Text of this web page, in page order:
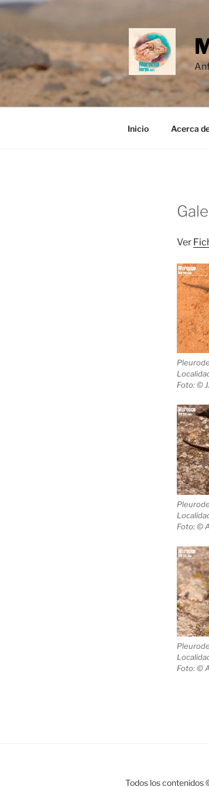
Saltar
contenido
Inicio Acerca
Ver
Foto: ©
Foto: ©
Foto: ©
Todos los contenidos